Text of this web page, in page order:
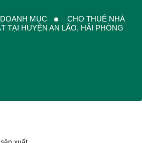
DOANH MỤC
CHO THUÊ NHÀ
TẠI HUYỆN AN LÃO, HẢI PHÒNG